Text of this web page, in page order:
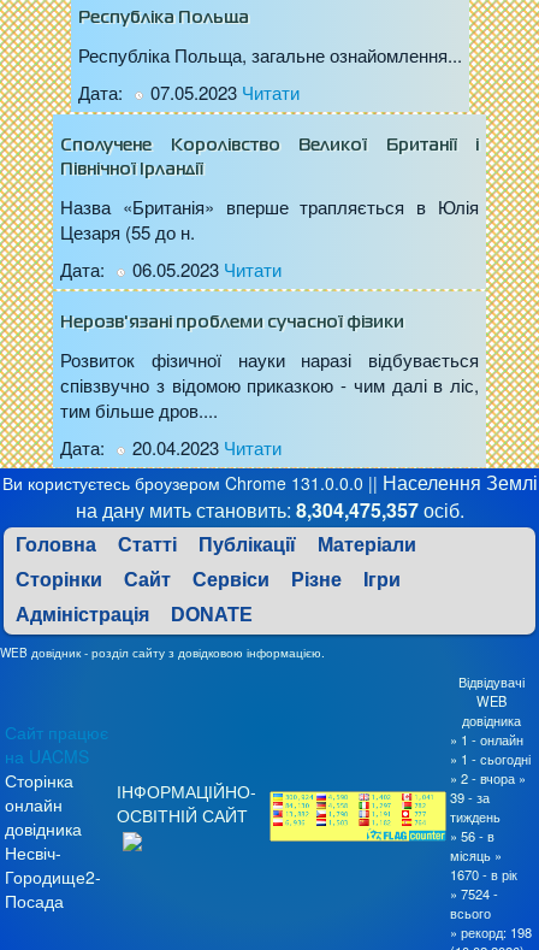
Республіка Польща
Республіка Польща, загальне ознайомлення...
Дата:
07.05.2023 Читати
Сполучене Королівство Великої Британії і
Північної Ірландії
Назва «Британія» вперше трапляється в Юлія
Цезаря (55 до н.
Дата:
06.05.2023 Читати
Нерозв'язані проблеми сучасної фізики
Розвиток фізичної науки наразі відбувається
співзвучно з відомою приказкою - чим далі в ліс,
тим більше дров....
Дата:
20.04.2023 Читати
Ви користуєтесь броузером Chrome 131.0.0.0 || Населення Землі
на дану мить становить: 8,304,475,357осіб.
Головна Статті Публікації
Матеріали
Сторінки
Сайт Сервіси Різне
Ігри
Aдміністрація
DONATE
WEB довідник - розділ сайту з довідковою інформацією.
Сайт працює
на UACMS
Сторінка
онлайн
довідника
Несвіч-
Городище2-
Посада
ІНФОРМАЦІЙНО-
ОСВІТНІЙ САЙТ
Відвідувачі
WEB
довідника
» 1 - онлайн
» 1 - сьогодні
» 2 - вчора »
39 - за
тиждень
» 56 - в
місяць »
1670 - в рік
» 7524 -
всього
» рекорд: 198